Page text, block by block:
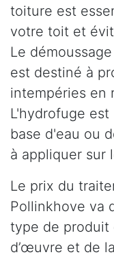
toiture est
votre toit et
Le
est destiné à
intempéries en
L'hydrofuge
base d'eau ou
à appliquer sur
Le prix du
Pollinkhove va
type de produit
d’œuvre et de